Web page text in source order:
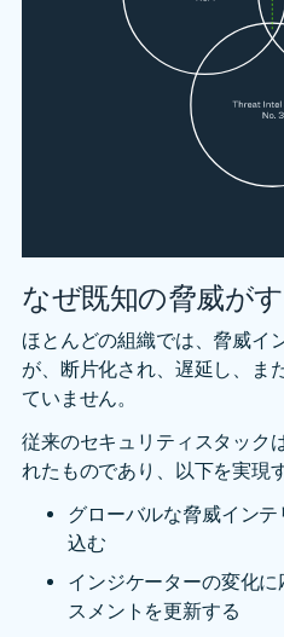
なぜ既知の脅威が
ほとんどの組織では、脅威イ
が、断片化され、遅延し、ま
ていません。
従来のセキュリティスタック
れたものであり、以下を実現
グローバルな脅威イン
込む
インジケーターの変化
スメントを更新する